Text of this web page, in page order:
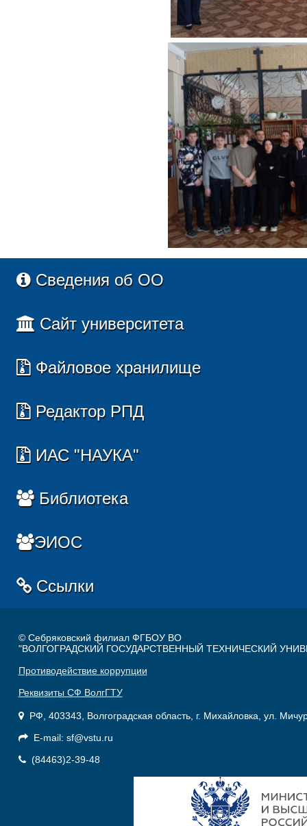
Сведения об ОО
Сайт университета
Файловое хранилище
Редактор РПД
ИАС "НАУКА"
Библиотека
ЭИОС
Ссылки
© Себряковский филиал ФГБОУ ВО
"ВОЛГОГРАДСКИЙ ГОСУДАРСТВЕННЫЙ ТЕХНИЧЕСКИЙ
Противодействие коррупции
Реквизиты СФ ВолгГТУ
РФ, 403343, Волгоградская область, г. Михайловка, ул.
E-mail: sf@vstu.ru
(84463)2-39-48